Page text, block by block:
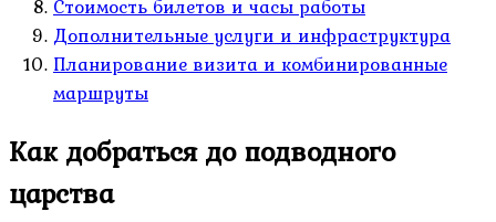
Стоимость билетов и часы работы
Дополнительные услуги и инфраструктура
Планирование визита и комбинированные
маршруты
Как добраться до подводного
царства